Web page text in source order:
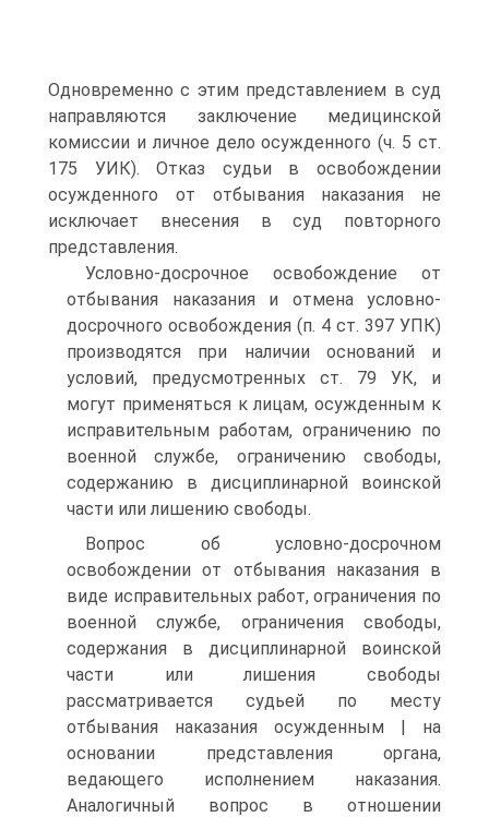
Одновременно с этим представлением в суд
направляются заключение медицинской
комиссии и личное дело осужденного (ч. 5 ст.
175 УИК). Отказ судьи в освобождении
осужденного от отбывания наказания не
исключает внесения в суд повторного
представления.
Условно-досрочное освобождение от
отбывания наказания и отмена условно-
досрочного освобождения (п. 4 ст. 397 УПК)
производятся при наличии оснований и
условий, предусмотренных ст. 79 УК, и
могут применяться к лицам, осужденным к
исправительным работам, ограничению по
военной службе, ограничению свободы,
содержанию в дисциплинарной воинской
части или лишению свободы.
Вопрос об условно-досрочном
освобождении от отбывания наказания в
виде исправительных работ, ограничения по
военной службе, ограничения свободы,
содержания в дисциплинарной воинской
части или лишения свободы
рассматривается судьей по месту
отбывания наказания осужденным | на
основании представления органа,
ведающего исполнением наказания.
Аналогичный вопрос в отношении